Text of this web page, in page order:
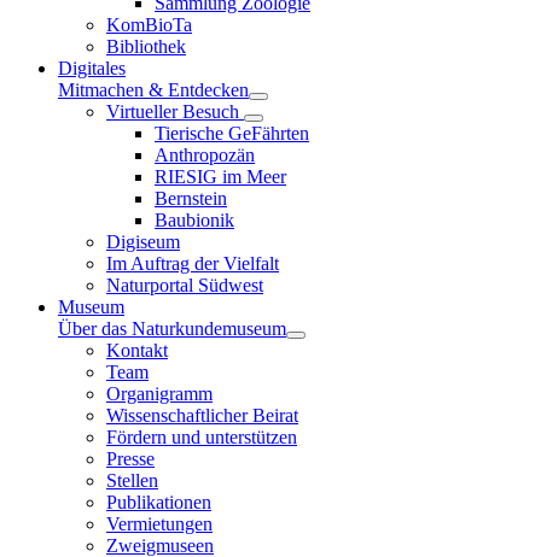
KomBioTa
Bibliothek
Digitales
Mitmachen & Entdecken
Virtueller Besuch
Tierische GeFährten
Anthropozän
RIESIG im Meer
Bernstein
Baubionik
Digiseum
Im Auftrag der Vielfalt
Naturportal Südwest
Museum
Über das Naturkundemuseum
Kontakt
Team
Organigramm
Wissenschaftlicher Beirat
Fördern und unterstützen
Presse
Stellen
Publikationen
Vermietungen
Zweigmuseen